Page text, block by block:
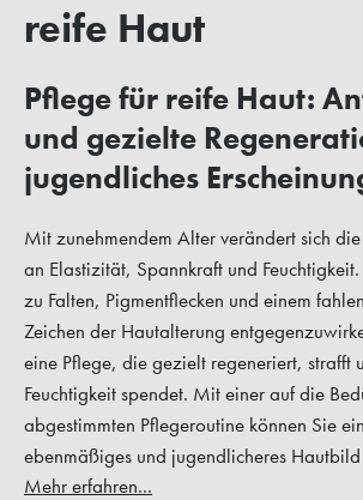
reife Haut
Pflege für reife Haut:
und gezielte
jugendliches
Mit zunehmendem Alter verändert sich
an Elastizität, Spannkraft und
zu Falten, Pigmentflecken und einem
Zeichen der Hautalterung
eine Pflege, die gezielt regeneriert, strafft
Feuchtigkeit spendet. Mit einer auf die
abgestimmten Pflegeroutine können Sie
ebenmäßiges und jugendlicheres
Mehr erfahren...